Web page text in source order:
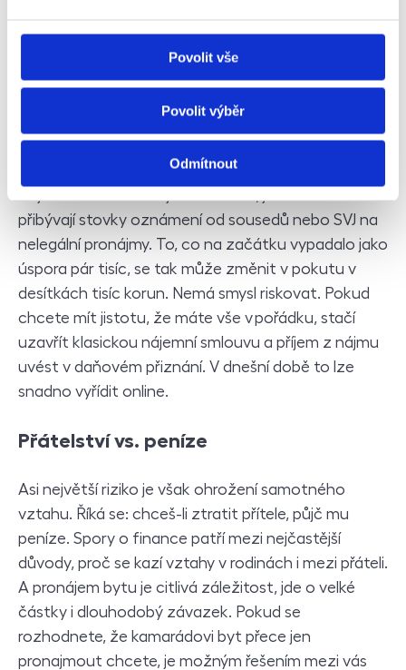
Povolit vše
Povolit výběr
Odmítnout
Někteří pronajímatelé mají pocit, že pokud
pronajímají kamarádovi, nemusí nájem danit. Jenže
přibývají stovky oznámení od sousedů nebo SVJ na
nelegální pronájmy. To, co na začátku vypadalo jako
úspora pár tisíc, se tak může změnit v pokutu v
desítkách tisíc korun. Nemá smysl riskovat. Pokud
chcete mít jistotu, že máte vše v pořádku, stačí
uzavřít klasickou nájemní smlouvu a příjem z nájmu
uvést v daňovém přiznání. V dnešní době to lze
snadno vyřídit online.
Přátelství vs. peníze
Asi největší riziko je však ohrožení samotného
vztahu. Říká se: chceš-li ztratit přítele, půjč mu
peníze. Spory o finance patří mezi nejčastější
důvody, proč se kazí vztahy v rodinách i mezi přáteli.
A pronájem bytu je citlivá záležitost, jde o velké
částky i dlouhodobý závazek. Pokud se
rozhodnete, že kamarádovi byt přece jen
pronajmout chcete, je možným řešením mezi vás